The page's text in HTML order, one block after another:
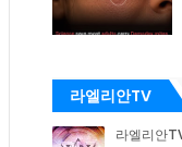
라엘리안TV